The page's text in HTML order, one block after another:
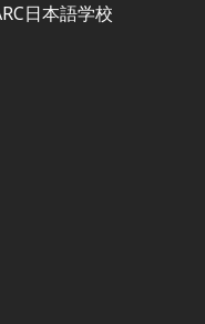
日本語学校